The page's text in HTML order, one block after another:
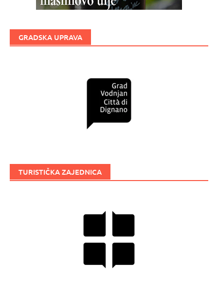
GRADSKA UPRAVA
TURISTIČKA ZAJEDNICA